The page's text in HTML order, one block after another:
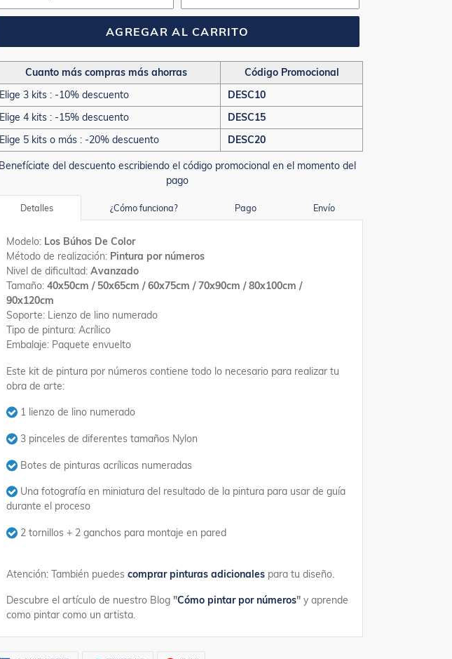
AGREGAR AL CARRITO
Cuanto más compras más ahorras
Código Promocional
Elige 3 kits : -10% descuento
DESC10
Elige 4 kits : -15% descuento
DESC15
Elige 5 kits o más : -20% descuento
DESC20
Benefíciate del descuento escribiendo el código promocional en el momento del
pago
Detalles ¿Cómo funciona? Pago Envío
Modelo: Los Búhos De Color
Método de realización: Pintura por números
Nivel de dificultad: Avanzado
Tamaño: 40x50cm / 50x65cm / 60x75cm / 70x90cm / 80x100cm /
90x120cm
Soporte: Lienzo de lino numerado
Tipo de pintura: Acrílico
Embalaje: Paquete envuelto
Este kit de pintura por números contiene todo lo necesario para realizar tu
obra de arte:
1 lienzo de lino numerado
3 pinceles de diferentes tamaños Nylon
Botes de pinturas acrílicas numeradas
Una fotografía en miniatura del resultado de la pintura para usar de guía
durante el proceso
2 tornillos + 2 ganchos para montaje en pared
Atención: También puedes comprar pinturas adicionales para tu diseño.
Descubre el artículo de nuestro Blog "Cómo pintar por números" y aprende
como pintar como un artista.